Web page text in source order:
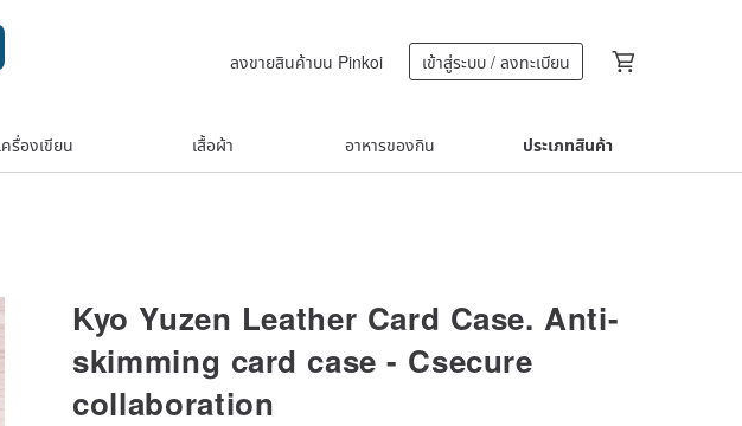
ลงขายสินค้าบน Pinkoi เข้าสู่ระบบ / ลงทะเบียน
ครื่องเขียน เสื้อผ้า อาหารของกิน ประเภทสินค้า
Kyo Yuzen Leather Card Case. Anti-
skimming card case - Csecure
collaboration